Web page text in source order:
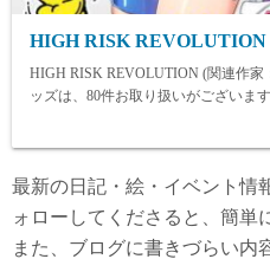
HIGH RISK REVOLUTION
HIGH RISK REVOLUTION (関連作
ッズは、80件お取り扱いがございま
時代編」「詩織 最終章下巻 しあ
ドソン伝説8 PCエンジン黄金時代
気作品を多数揃えております。
誌・同人グッズを探すならとらのあ
最新の日記・絵・イベント情
ォローしてくださると、簡単
また、ブログに書きづらい内